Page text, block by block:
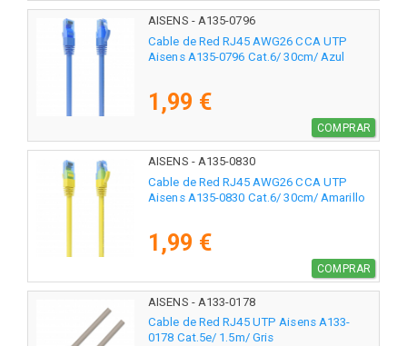
AISENS - A135-0796
Cable de Red RJ45 AWG26 CCA UTP
Aisens A135-0796 Cat.6/ 30cm/ Azul
1,99 €
COMPRAR
AISENS - A135-0830
Cable de Red RJ45 AWG26 CCA UTP
Aisens A135-0830 Cat.6/ 30cm/ Amarillo
1,99 €
COMPRAR
AISENS - A133-0178
Cable de Red RJ45 UTP Aisens A133-
0178 Cat.5e/ 1.5m/ Gris